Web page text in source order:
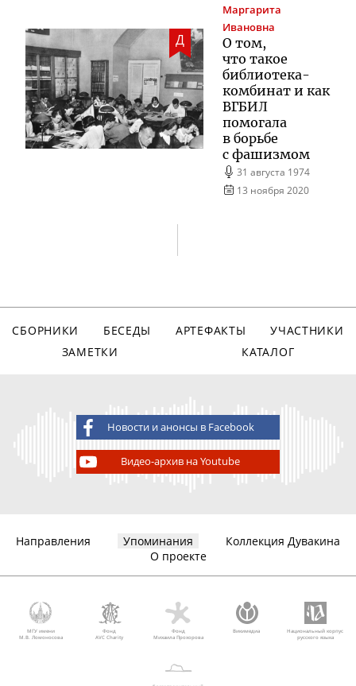
Д
Маргарита
Ивановна
О том,
что такое
библиотека-
комбинат и как
ВГБИЛ
помогала
в борьбе
с фашизмом
31 августа 1974
13 ноября 2020
СБОРНИКИ БЕСЕДЫ АРТЕФАКТЫ
УЧАСТНИКИ
ЗАМЕТКИ
КАТАЛОГ
Новости и анонсы в Facebook
Видео-архив на Youtube
Направления Упоминания
Коллекция Дувакина
О проекте
МГУ имени
М.В. Ломоносова
Фонд
AVC Charity
Фонд
Михаила Прохорова
Викимедиа
Национальный корпус
русского языка